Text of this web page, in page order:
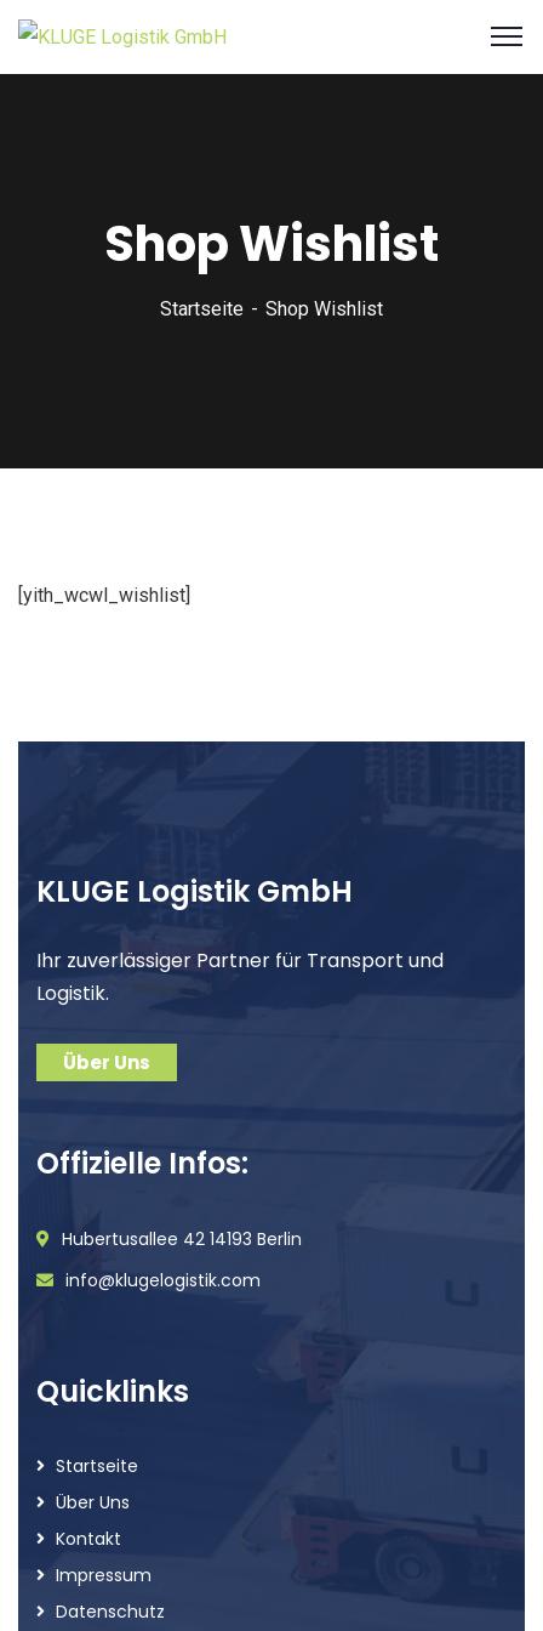
Shop Wishlist
Startseite Shop Wishlist
[yith_wcwl_wishlist]
KLUGE Logistik GmbH
Ihr zuverlässiger Partner für Transport und
Logistik.
Über Uns
Offizielle Infos:
Hubertusallee 42 14193 Berlin
info@klugelogistik.com
Quicklinks
Startseite
Über Uns
Kontakt
Impressum
Datenschutz